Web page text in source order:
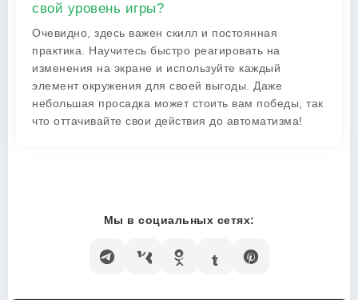
свой уровень игры?
Очевидно, здесь важен скилл и постоянная
практика. Научитесь быстро реагировать на
изменения на экране и используйте каждый
элемент окружения для своей выгоды. Даже
небольшая просадка может стоить вам победы, так
что оттачивайте свои действия до автоматизма!
Мы в социальных сетях: